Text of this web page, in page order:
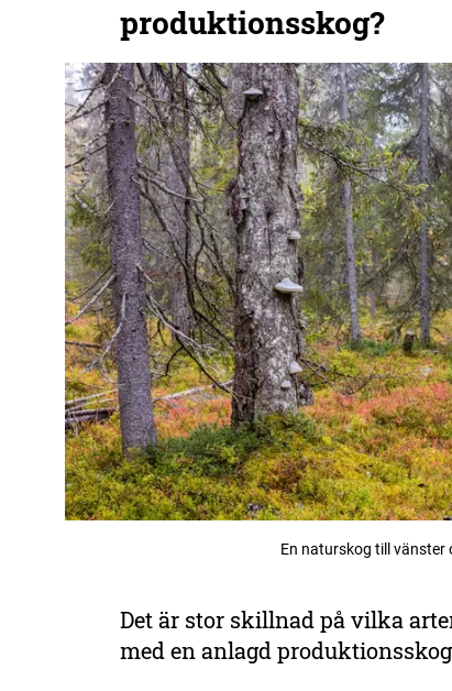
produktionsskog?
En naturskog till vänster
Det är stor skillnad på vilka
med en anlagd